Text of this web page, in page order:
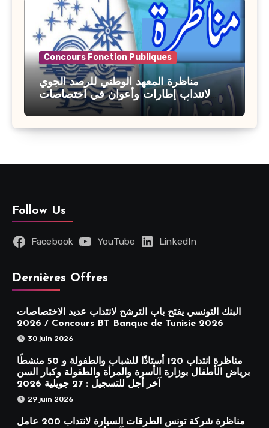
Concours Fonction Publiques
مناظرة المعهد الوطني للرصد الجوي
لانتداب إطارات وأعوان في اختصاصات
مختلفة : أخر اجل للترشح 27 جويلية 2026
Follow Us
Facebook YouTube LinkedIn
Dernières Offres
البنك التونسي يفتح باب الترشح لانتداب عديد الاختصاصات
2026 / Concours BT Banque de Tunisie 2026
30 juin 2026
مناظرة انتداب 120 أستاذًا للشباب والطفولة و 50 منشطًا
برياض الأطفال بوزارة الأسرة والمرأة والطفولة وكبار السن
آخر أجل للتسجيل : 27 جويلية 2026
29 juin 2026
مناظرة شركة تونس الطرقات السيارة لانتداب 200 عامل